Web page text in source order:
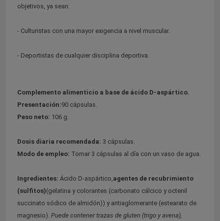
objetivos, ya sean:
- Culturistas con una mayor exigencia a nivel muscular.
- Deportistas de cualquier disciplina deportiva.
Complemento alimenticio a base de ácido D-aspártico.
Presentación:90 cápsulas.
Peso neto: 106 g.
Dosis diaria recomendada: 3 cápsulas.
Modo de empleo: Tomar 3 cápsulas al día con un vaso de agua.
Ingredientes: Ácido D-aspártico, agentes de recubrimiento
(sulfitos)(gelatina y colorantes (carbonato cálcico y octenil
succinato sódico de almidón)) y antiaglomerante (estearato de
magnesio). Puede contener trazas de gluten (trigo y avena),